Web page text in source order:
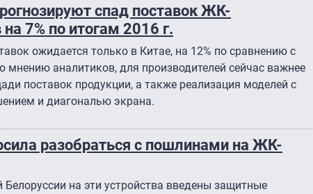
спад поставок ЖК-
7% по итогам 2016 г.
ожидается только в Китае, на 12% по сравнению с
мнению аналитиков, для производителей сейчас важнее
поставок продукции, а также реализация моделей с
и диагональю экрана.
разобраться с пошлинами на ЖК-
Белоруссии на эти устройства введены защитные